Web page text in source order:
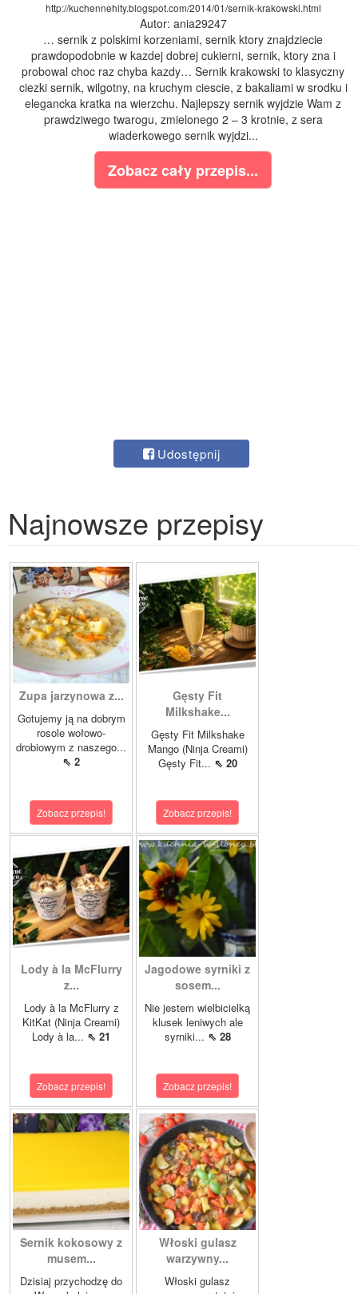
http://kuchennehity.blogspot.com/2014/01/sernik-krakowski.html
Autor: ania29247
… sernik z polskimi korzeniami, sernik ktory znajdziecie
prawdopodobnie w kazdej dobrej cukierni, sernik, ktory zna i
probowal choc raz chyba kazdy… Sernik krakowski to klasyczny
ciezki sernik, wilgotny, na kruchym ciescie, z bakaliami w srodku i
elegancka kratka na wierzchu. Najlepszy sernik wyjdzie Wam z
prawdziwego twarogu, zmielonego 2 – 3 krotnie, z sera
wiaderkowego sernik wyjdzi...
Zobacz cały przepis...
Udostępnij
Najnowsze przepisy
Zupa jarzynowa z...
Gotujemy ją na dobrym
rosole wołowo-
drobiowym z naszego...
⇖ 2
Zobacz przepis!
Gęsty Fit
Milkshake...
Gęsty Fit Milkshake
Mango (Ninja Creami)
Gęsty Fit... ⇖ 20
Zobacz przepis!
Lody à la McFlurry
z...
Lody à la McFlurry z
KitKat (Ninja Creami)
Lody à la... ⇖ 21
Zobacz przepis!
Jagodowe syrniki z
sosem...
Nie jestem wielbicielką
klusek leniwych ale
syrniki... ⇖ 28
Zobacz przepis!
Sernik kokosowy z
musem...
Dzisiaj przychodzę do
Włoski gulasz
warzywny...
Włoski gulasz